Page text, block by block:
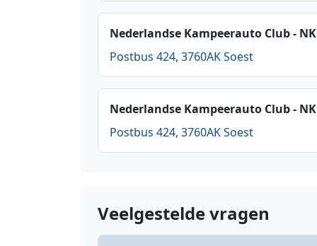
Nederlandse Kampeerauto Club -
Postbus 424, 3760AK Soest
Nederlandse Kampeerauto Club -
Postbus 424, 3760AK Soest
Veelgestelde vragen